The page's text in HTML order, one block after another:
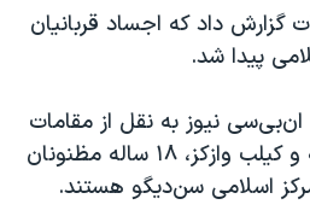
گزارش داد که اجساد قربانیان
پیدا شد.
نیوز به نقل از مقامات
گفت کین کلارک، ۱۷ ساله و کیلب وازکز، ۱۸ ساله مظنونان
مرکز اسلامی سن‌دیگو هستند.